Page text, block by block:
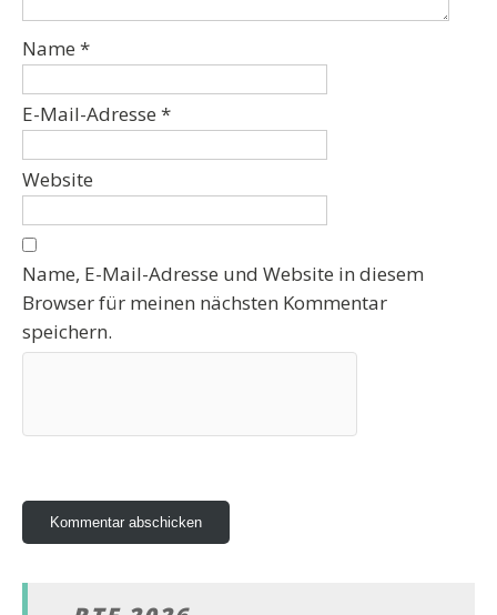
Name *
E-Mail-Adresse *
Website
Name, E-Mail-Adresse und Website in diesem
Browser für meinen nächsten Kommentar
speichern.